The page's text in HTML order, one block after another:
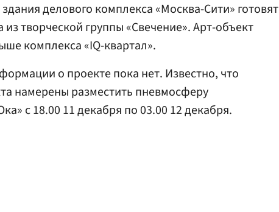
делового комплекса «Москва-Сити» готовят
творческой группы «Свечение». Арт-объект
комплекса «IQ-квартал».
о проекте пока нет. Известно, что
намерены разместить пневмосферу
с 18.00 11 декабря по 03.00 12 декабря.